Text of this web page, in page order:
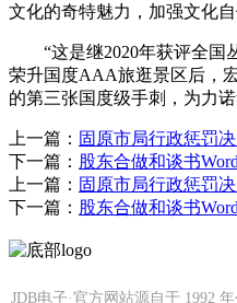
文化的奇特魅力，加强文化自
“这是继2020年获评全国
荣升国度AAA旅逛景区后，
的第三张国度级手刺，为力诺
上一篇： 固原市局行政惩罚
下一篇： 股东合做和谈书
上一篇： 固原市局行政惩罚
下一篇： 股东合做和谈书
JDB电子·官方网站源自于 1992